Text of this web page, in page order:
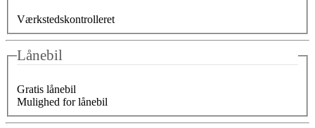
Værkstedskontrolleret
Lånebil
Gratis lånebil
Mulighed for lånebil